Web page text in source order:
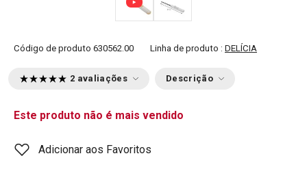
Código de produto 630562.00 Linha de produto : DELÍCIA
2 avaliações Descrição
Este produto não é mais vendido
Adicionar aos Favoritos